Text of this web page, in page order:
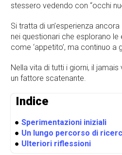
stessero vedendo con “occhi
Si tratta di un’esperienza
nei questionari che esplorano
come ‘appetito’, ma continuo
Nella vita di tutti i giorni, il
un fattore scatenante.
Indice
● Sperimentazioni iniziali
● Un lungo percorso di
● Ulteriori riflessioni